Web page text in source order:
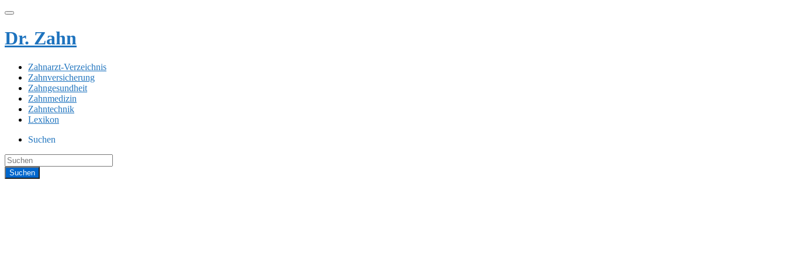
Dr. Zahn
Zahnarzt-Verzeichnis
Zahnversicherung
Zahngesundheit
Zahnmedizin
Zahntechnik
Lexikon
Suchen